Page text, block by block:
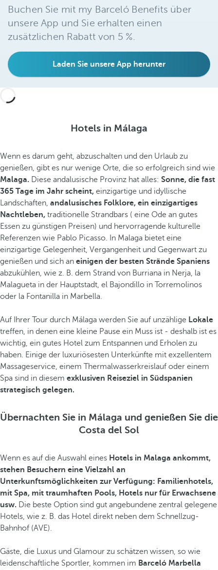
Buchen Sie mit my Barceló Benefits über
unsere App und Sie erhalten einen
zusätzlichen Rabatt von 5 %.
Laden Sie unsere App herunter
Hotels in Málaga
Wenn es darum geht, abzuschalten und den Urlaub zu
genießen, gibt es nur wenige Orte, die so erfolgreich sind wie
Malaga. Diese andalusische Provinz hat alles: Sonne, die fast
365 Tage im Jahr scheint, einzigartige und idyllische
Landschaften, andalusisches Folklore, ein einzigartiges
Nachtleben, traditionelle Strandbars ( eine Ode an gutes
Essen zu günstigen Preisen) und hervorragende kulturelle
Referenzen wie Pablo Picasso. In Malaga bietet eine
einzigartige Gelegenheit, Vergangenheit und Gegenwart zu
genießen und sich an einigen der besten Strände Spaniens
abzukühlen, wie z. B. dem Strand von Burriana in Nerja, la
Malagueta in der Hauptstadt, el Bajondillo in Torremolinos
oder la Fontanilla in Marbella.
Auf Ihrer Tour durch Málaga werden Sie auf unzählige Lokale
treffen, in denen eine kleine Pause ein Muss ist - deshalb ist es
wichtig, ein gutes Hotel zum Entspannen und Erholen zu
haben. Einige der luxuriösesten Unterkünfte mit exzellentem
Massageservice, einem Thermalwasserkreislauf oder einem
Spa sind in diesem exklusiven Reiseziel in Südspanien
strategisch gelegen.
Übernachten Sie in Málaga und genießen Sie die
Costa del Sol
Wenn es auf die Auswahl eines Hotels in Malaga ankommt,
stehen Besuchern eine Vielzahl an
Unterkunftsmöglichkeiten zur Verfügung: Familienhotels,
mit Spa, mit traumhaften Pools, Hotels nur für Erwachsene
usw. Die beste Option sind gut angebundene zentral gelegene
Hotels, wie z. B. das Hotel direkt neben dem Schnellzug-
Bahnhof (AVE).
Gäste, die Luxus und Glamour zu schätzen wissen, so wie
leidenschaftliche Sportler, kommen im Barceló Marbella